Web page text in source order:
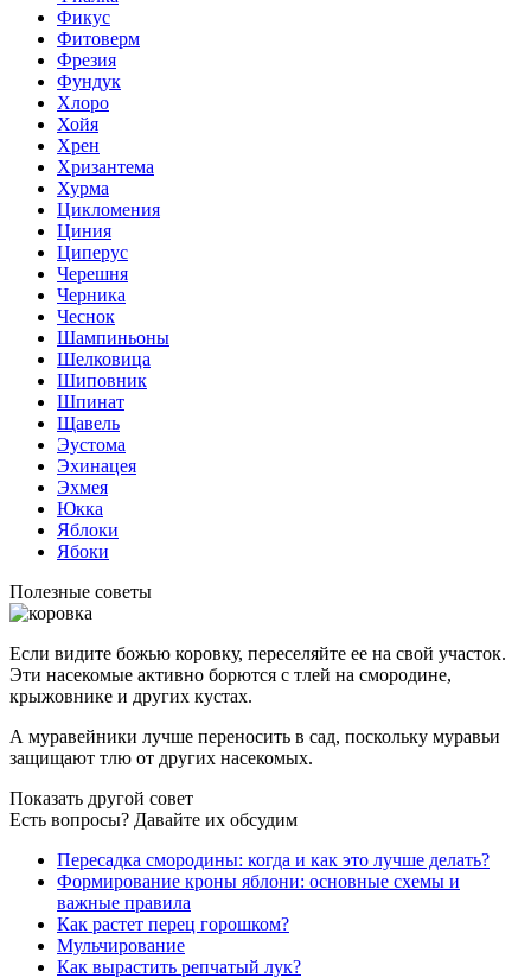
Фикус
Фитоверм
Фрезия
Фундук
Хлоро
Хойя
Хрен
Хризантема
Хурма
Цикломения
Циния
Циперус
Черешня
Черника
Чеснок
Шампиньоны
Шелковица
Шиповник
Шпинат
Щавель
Эустома
Эхинацея
Эхмея
Юкка
Яблоки
Ябоки
Полезные советы
Если видите божью коровку, переселяйте ее на свой участок.
Эти насекомые активно борются с тлей на смородине,
крыжовнике и других кустах.
А муравейники лучше переносить в сад, поскольку муравьи
защищают тлю от других насекомых.
Показать другой совет
Есть вопросы? Давайте их обсудим
Пересадка смородины: когда и как это лучше делать?
Формирование кроны яблони: основные схемы и
важные правила
Как растет перец горошком?
Мульчирование
Как вырастить репчатый лук?